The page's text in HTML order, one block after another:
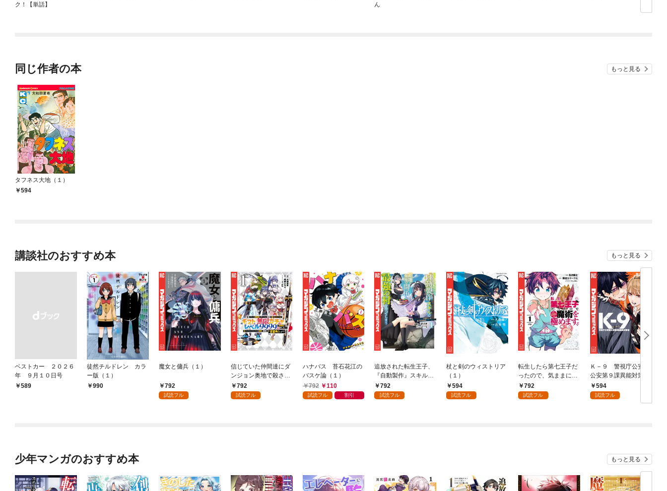
ク！【単話】
ん
同じ作者の本 もっと見る
タフネス大地（１）
594
講談社のおすすめ本 もっと見る
ベストカー ２０２６
年 ９月１０日号
￥589
徒然チルドレン カラ
ー版（１）
990
魔女と傭兵（１）
792
試読フル
信じていた仲間達にダ
ンジョン奥地で殺され
かけたがギフト『無限
ガチャ』でレベル９９
792
試読フル
ハナバス 苔石花江の
バスケ論（１）
792
110
試読フル 割引
追放された転生王子、
『自動製作』スキルで
領地を爆速で開拓し最
強の村を作ってしまう
792
試読フル
杖と剣のウィストリア
（１）
594
試読フル
転生したら第七王子だ
ったので、気ままに魔
術を極めます（１）
792
試読フル
Ｋ－９ 警視庁公安部
公安第９課異能対策係
（１）
594
試読フル
少年マンガのおすすめ本 もっと見る